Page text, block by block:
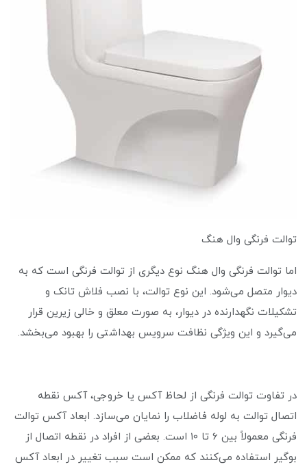
توالت فرنگی وال هنگ
اما توالت فرنگی وال هنگ نوع دیگری از توالت فرنگی است که به
دیوار متصل می‌شود. این نوع توالت، با نصب فلاش تانک و
تشکیلات نگهدارنده در دیوار، به صورت معلق و خالی زیرین قرار
می‌گیرد و این ویژگی نظافت سرویس بهداشتی را بهبود می‌بخشد.
در تفاوت توالت فرنگی از لحاظ آکس یا خروجی، آکس نقطه
اتصال توالت به لوله فاضلاب را نمایان می‌سازد. ابعاد آکس توالت
فرنگی معمولاً بین ۶ تا ۱۰ است. بعضی از افراد در نقطه اتصال از
بوگیر استفاده می‌کنند که ممکن است سبب تغییر در ابعاد آکس